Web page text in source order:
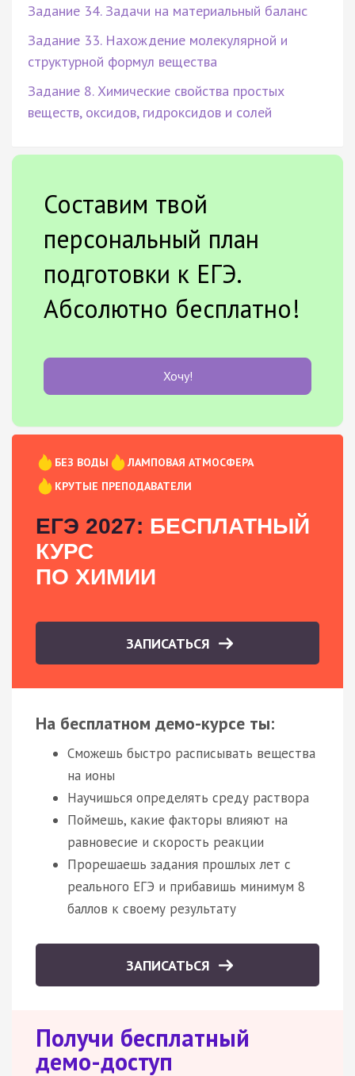
Задание 34. Задачи на материальный баланс
Задание 33. Нахождение молекулярной и
структурной формул вещества
Задание 8. Химические свойства простых
веществ, оксидов, гидроксидов и солей
Составим твой
персональный план
подготовки к ЕГЭ.
Абсолютно бесплатно!
Хочу!
БЕЗ ВОДЫ
ЛАМПОВАЯ АТМОСФЕРА
КРУТЫЕ ПРЕПОДАВАТЕЛИ
ЕГЭ 2027: БЕСПЛАТНЫЙ
КУРС
ПО ХИМИИ
ЗАПИСАТЬСЯ
На бесплатном демо-курсе ты:
Сможешь быстро расписывать вещества
на ионы
Научишься определять среду раствора
Поймешь, какие факторы влияют на
равновесие и скорость реакции
Прорешаешь задания прошлых лет с
реального ЕГЭ и прибавишь минимум 8
баллов к своему результату
ЗАПИСАТЬСЯ
Получи бесплатный
демо-доступ